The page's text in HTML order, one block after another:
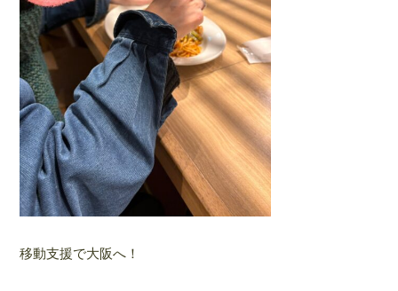
移動支援で大阪へ！